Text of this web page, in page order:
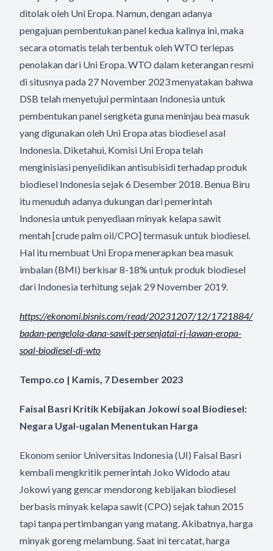
ditolak oleh Uni Eropa. Namun, dengan adanya
pengajuan pembentukan panel kedua kalinya ini, maka
secara otomatis telah terbentuk oleh WTO terlepas
penolakan dari Uni Eropa. WTO dalam keterangan resmi
di situsnya pada 27 November 2023 menyatakan bahwa
DSB telah menyetujui permintaan Indonesia untuk
pembentukan panel sengketa guna meninjau bea masuk
yang digunakan oleh Uni Eropa atas biodiesel asal
Indonesia. Diketahui, Komisi Uni Eropa telah
menginisiasi penyelidikan antisubisidi terhadap produk
biodiesel Indonesia sejak 6 Desember 2018. Benua Biru
itu menuduh adanya dukungan dari pemerintah
Indonesia untuk penyediaan minyak kelapa sawit
mentah [crude palm oil/CPO] termasuk untuk biodiesel.
Hal itu membuat Uni Eropa menerapkan bea masuk
imbalan (BMI) berkisar 8-18% untuk produk biodiesel
dari Indonesia terhitung sejak 29 November 2019.
https://ekonomi.bisnis.com/read/20231207/12/1721884/
badan-pengelola-dana-sawit-persenjatai-ri-lawan-eropa-
soal-biodiesel-di-wto
Tempo.co | Kamis, 7 Desember 2023
Faisal Basri Kritik Kebijakan Jokowi soal Biodiesel:
Negara Ugal-ugalan Menentukan Harga
Ekonom senior Universitas Indonesia (UI) Faisal Basri
kembali mengkritik pemerintah Joko Widodo atau
Jokowi yang gencar mendorong kebijakan biodiesel
berbasis minyak kelapa sawit (CPO) sejak tahun 2015
tapi tanpa pertimbangan yang matang. Akibatnya, harga
minyak goreng melambung. Saat ini tercatat, harga